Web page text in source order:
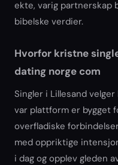
ekte, varig partnerskap
bibelske verdier.
Hvorfor kristne
dating norge com
Singler i Lillesand
var plattform er bygget
overfladiske
med oppriktige
i dag og opplev gleden